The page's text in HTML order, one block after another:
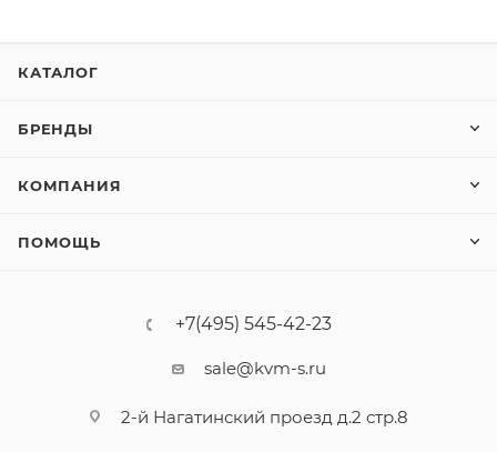
КАТАЛОГ
БРЕНДЫ
КОМПАНИЯ
ПОМОЩЬ
+7(495) 545-42-23
sale@kvm-s.ru
2-й Нагатинский проезд д.2 стр.8